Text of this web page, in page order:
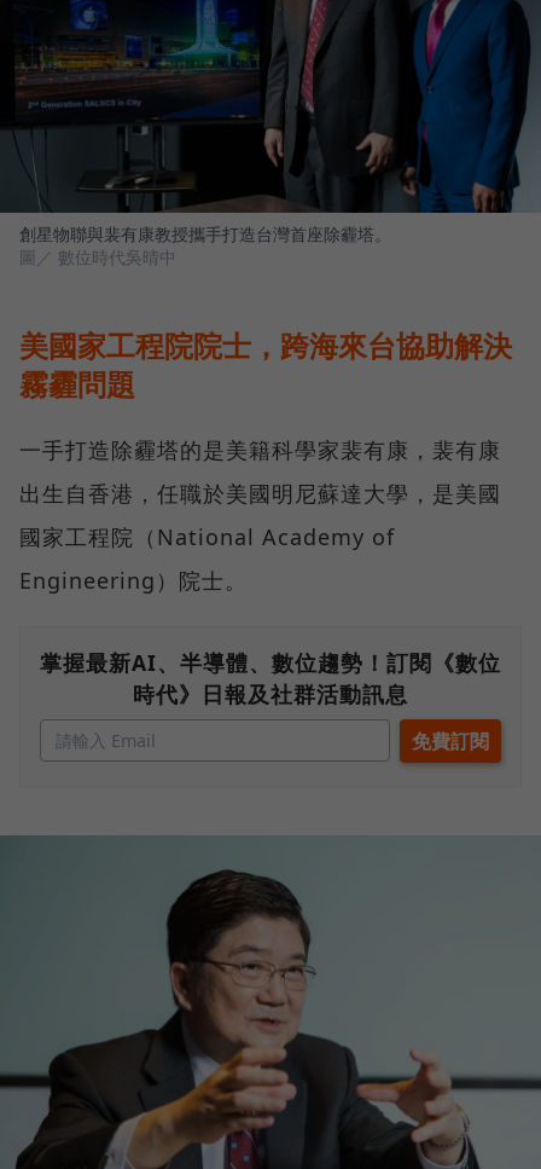
創星物聯與裴有康教授攜手打造台灣首座除霾塔。
圖／ 數位時代吳晴中
美國家工程院院士，跨海來台協助解決
霧霾問題
一手打造除霾塔的是美籍科學家裴有康，裴有康
出生自香港，任職於美國明尼蘇達大學，是美國
國家工程院（National Academy of
Engineering）院士。
掌握最新AI、半導體、數位趨勢！訂閱《數位
時代》日報及社群活動訊息